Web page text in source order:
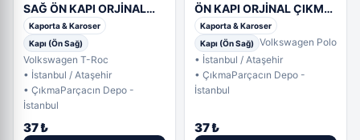
SAĞ ÖN KAPI ORJİNAL
ÇIKMA (2. Adet)
Kaporta & Karoser
Kapı (Ön Sağ)
Volkswagen T-Roc
• İstanbul / Ataşehir
• ÇıkmaParçacın Depo -
İstanbul
37 ₺
ÖN KAPI ORJİNAL ÇIKMA
(3. Adet)
Kaporta & Karoser
Kapı (Ön Sağ)
Volkswagen Polo
• İstanbul / Ataşehir
• ÇıkmaParçacın Depo -
İstanbul
37 ₺